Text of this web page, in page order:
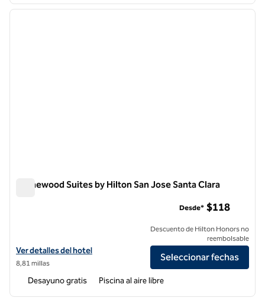
1 de 12
Homewood Suites by Hilton San Jose Santa Clara
Ver detalles del hotel Homewood Suites by Hilton San Jose Santa
Ver detalles del hotel
8,81 millas
Desde* $118
Descuento de Hilton Honors no
reembolsable
Seleccionar fechas
Desayuno gratis Piscina al aire libre